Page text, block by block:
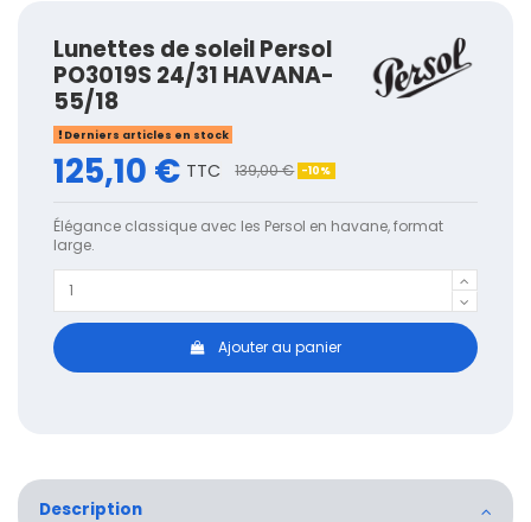
Lunettes de soleil Persol
PO3019S 24/31 HAVANA-
55/18
Derniers articles en stock
125,10 € TTC 139,00 € -10%
Élégance classique avec les Persol en havane, format
large.
Ajouter au panier
Description